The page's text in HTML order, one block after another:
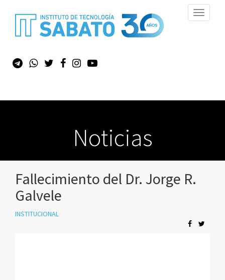
Toggle
Noticias
Fallecimiento del Dr. Jorge R.
Galvele
INSTITUCIONAL